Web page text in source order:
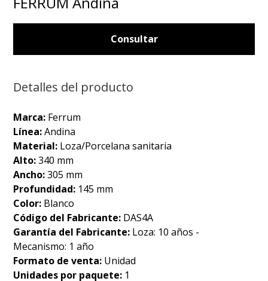
Consultar
Detalles del producto
Marca: Ferrum
Línea:Andina
Material: Loza/Porcelana sanitaria
Alto:340 mm
Ancho:305 mm
Profundidad: 145 mm
Color: Blanco
Código del Fabricante: DAS4A
Garantía del Fabricante: Loza: 10 años -
Mecanismo: 1 año
Formato de venta: Unidad
Unidades por paquete: 1